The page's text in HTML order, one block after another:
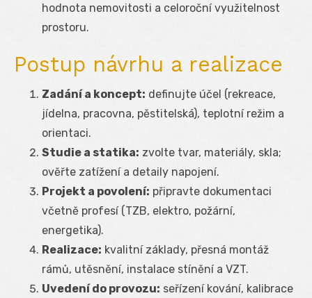
hodnota nemovitosti a celoroční využitelnost
prostoru.
Postup návrhu a realizace
Zadání a koncept: definujte účel (rekreace,
jídelna, pracovna, pěstitelská), teplotní režim a
orientaci.
Studie a statika: zvolte tvar, materiály, skla;
ověřte zatížení a detaily napojení.
Projekt a povolení: připravte dokumentaci
včetně profesí (TZB, elektro, požární,
energetika).
Realizace: kvalitní základy, přesná montáž
rámů, utěsnění, instalace stínění a VZT.
Uvedení do provozu: seřízení kování, kalibrace